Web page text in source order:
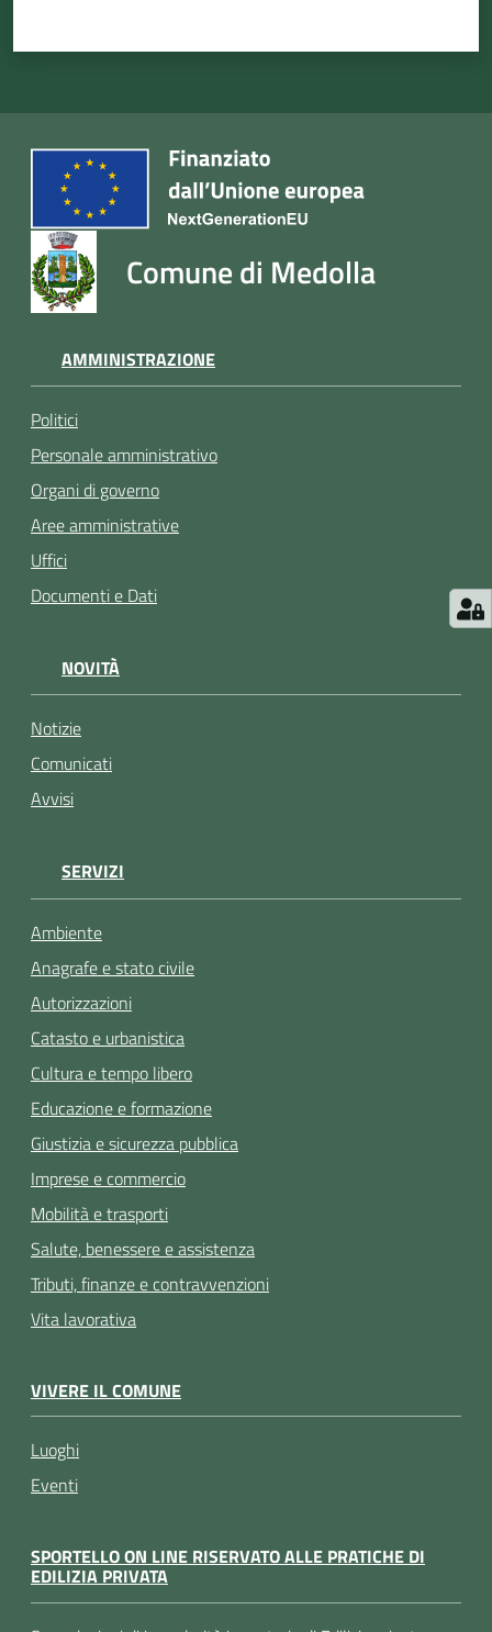
Tutti
gli
argomenti
Seguici
su
Comune di Medolla
AMMINISTRAZIONE
Politici
Personale amministrativo
Organi di governo
Aree amministrative
Uffici
Documenti e Dati
NOVITÀ
Notizie
Comunicati
Avvisi
SERVIZI
Ambiente
Anagrafe e stato civile
Autorizzazioni
Catasto e urbanistica
Cultura e tempo libero
Educazione e formazione
Giustizia e sicurezza pubblica
Imprese e commercio
Mobilità e trasporti
Salute, benessere e assistenza
Tributi, finanze e contravvenzioni
Vita lavorativa
VIVERE IL COMUNE
Luoghi
Eventi
SPORTELLO ON LINE RISERVATO ALLE PRATICHE DI
EDILIZIA PRIVATA